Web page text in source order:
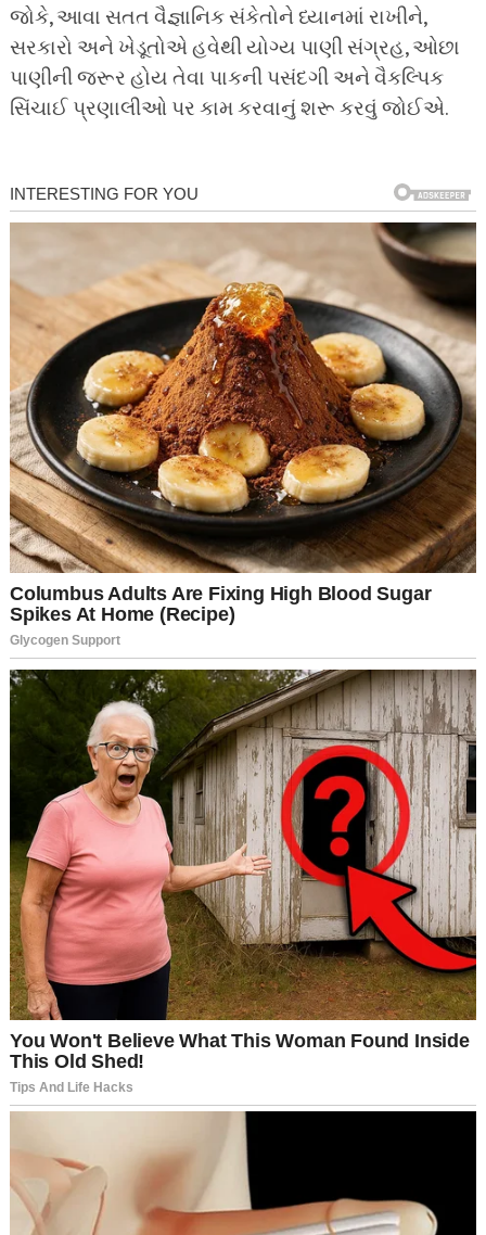
જોકે, આવા સતત વૈજ્ઞાનિક સંકેતોને ધ્યાનમાં રાખીને,
સરકારો અને ખેડૂતોએ હવેથી યોગ્ય પાણી સંગ્રહ, ઓછા
પાણીની જરૂર હોય તેવા પાકની પસંદગી અને વૈકલ્પિક
સિંચાઈ પ્રણાલીઓ પર કામ કરવાનું શરૂ કરવું જોઈએ.